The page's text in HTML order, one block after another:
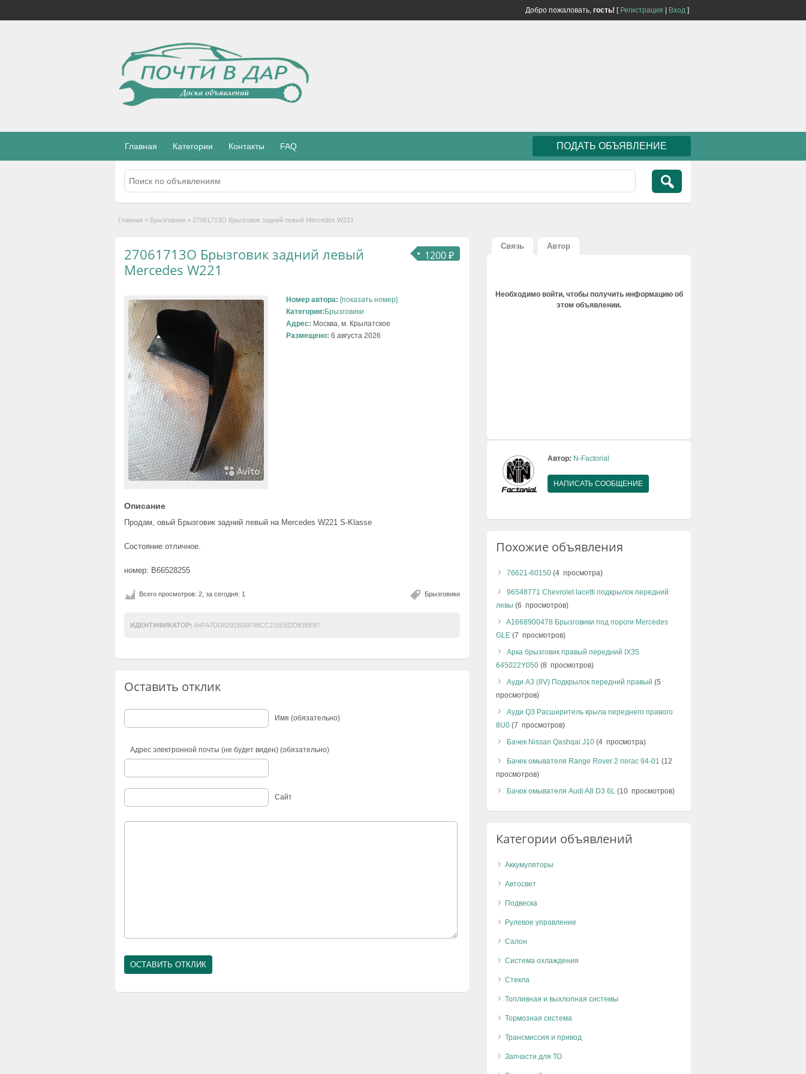
Добро пожаловать, гость! [ Регистрация Вход ]
Главная Категории Контакты FAQ ПОДАТЬ ОБЪЯВЛЕНИЕ
Главная » Брызговики » 27061713O Брызговик задний левый Mercedes W221
1200 ₽
27061713O Брызговик задний левый
Mercedes W221
Номер автора: [показать номер]
Категория: Брызговики
Адрес: Москва, м. Крылатское
Размещено: 6 августа 2026
Описание
Продам, овый Брызговик задний левый на Mercedes W221 S-Klasse
Состояние отличное.
номер: B66528255
Брызговики
Всего просмотров: 2, за сегодня: 1
ИДЕНТИФИКАТОР: 64FA7DD8291B00F98CC216E6DD83BE87
Оставить отклик
Имя (обязательно)
Адрес электронной почты (не будет виден) (обязательно)
Сайт
Связь Автор
Необходимо войти, чтобы получить информацию об
этом объявлении.
Автор: N-Factorial
НАПИСАТЬ СООБЩЕНИЕ
Похожие объявления
76621-60150 (4 просмотра)
96548771 Chevrolet lacetti подкрылок передний
левы (6 просмотров)
A1668900478 Брызговики под пороги Mercedes
GLE (7 просмотров)
Арка брызговик правый передний IX35
645022Y050 (8 просмотров)
Ауди А3 (8V) Подкрылок передний правый (5
просмотров)
Ауди Q3 Расширитель крыла переднего правого
8U0 (7 просмотров)
Бачек Nissan Qashqai J10 (4 просмотра)
Бачек омывателя Range Rover 2 пегас 94-01 (12
просмотров)
Бачок омывателя Audi A8 D3 6L (10 просмотров)
Категории объявлений
Аккумуляторы
Автосвет
Подвеска
Рулевое управление
Салон
Система охлаждения
Стекла
Топливная и выхлопная системы
Тормозная система
Трансмиссия и привод
Запчасти для ТО